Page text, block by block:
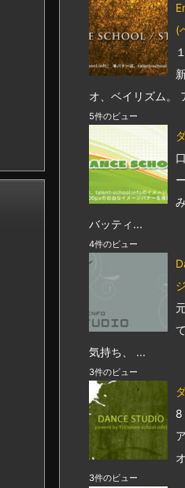
(
オ、ベイリズム。
5件のビュー
バッティ...
4件のビュー
気持ち、 ...
3件のビュー
8
3件のビュー